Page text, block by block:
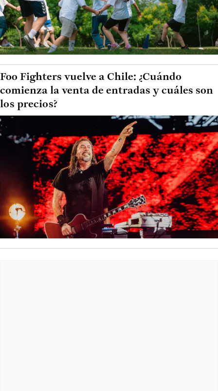
Foo Fighters vuelve a Chile: ¿Cuándo
comienza la venta de entradas y cuáles son
los precios?